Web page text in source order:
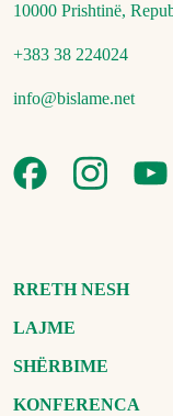
10000 Prishtinë,
+383 38 224024
info@bislame.net
RRETH NESH
LAJME
SHËRBIME
KONFERENCA